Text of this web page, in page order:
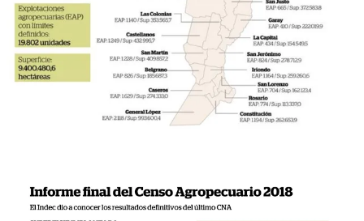
Agronegocios
Mercados